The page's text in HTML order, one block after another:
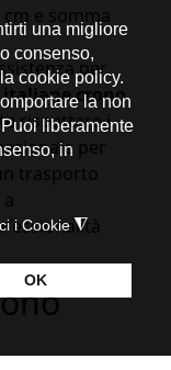
e somma
per
italiane crono
rispettare i
per
trasporto